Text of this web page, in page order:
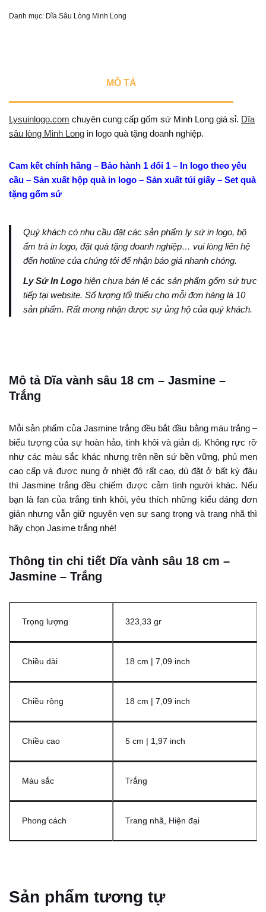
Danh mục: Dĩa Sâu Lòng Minh Long
MÔ TẢ
Lysuinlogo.com chuyên cung cấp gốm sứ Minh Long giá sỉ. Dĩa
sâu lòng Minh Long in logo quà tặng doanh nghiệp.
Cam kết chính hãng – Bảo hành 1 đổi 1 – In logo theo yêu
cầu – Sản xuất hộp quà in logo – Sản xuất túi giấy – Set quà
tặng gốm sứ
Quý khách có nhu cầu đặt các sản phẩm ly sứ in logo, bộ
ấm trà in logo, đặt quà tặng doanh nghiệp… vui lòng liên hệ
đến hotline của chúng tôi để nhận báo giá nhanh chóng.
Ly Sứ In Logo hiện chưa bán lẻ các sản phẩm gốm sứ trực
tiếp tại website. Số lượng tối thiểu cho mỗi đơn hàng là 10
sản phẩm. Rất mong nhận được sự ủng hộ của quý khách.
Mô tả Dĩa vành sâu 18 cm – Jasmine –
Trắng
Mỗi sản phẩm của Jasmine trắng đều bắt đầu bằng màu trắng –
biểu tượng của sự hoàn hảo, tinh khôi và giản dị. Không rực rỡ
như các màu sắc khác nhưng trên nền sứ bền vững, phủ men
cao cấp và được nung ở nhiệt độ rất cao, dù đặt ở bất kỳ đâu
thì Jasmine trắng đều chiếm được cảm tình người khác. Nếu
bạn là fan của trắng tinh khôi, yêu thích những kiểu dáng đơn
giản nhưng vẫn giữ nguyên vẹn sự sang trọng và trang nhã thì
hãy chọn Jasime trắng nhé!
Thông tin chi tiết Dĩa vành sâu 18 cm –
Jasmine – Trắng
Trọng lượng 323,33 gr
Chiều dài 18 cm | 7,09 inch
Chiều rộng 18 cm | 7,09 inch
Chiều cao 5 cm | 1,97 inch
Màu sắc Trắng
Phong cách Trang nhã, Hiện đại
Sản phẩm tương tự